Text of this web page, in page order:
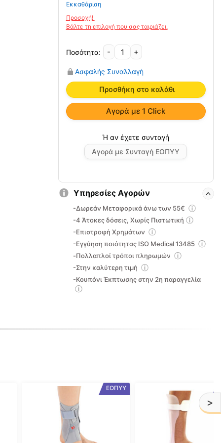
>
Εκκαθάριση
Αγορά με Συνταγή ΕΟΠΥΥ
Αγορά με 1 Click
-
Νάρθηκας
Ποδοκνημικής
Air–
Ankle
Brace
MB
620
+
Ασφαλής Συναλλαγή
Προσθήκη στο καλάθι
Υπηρεσίες Αγορών
-Δωρεάν Μεταφορικά άνω των 55€
-4 Άτοκες δόσεις, Χωρίς Πιστωτική
-Επιστροφή Χρημάτων
-Εγγύηση ποιότητας ISO Medical 13485
-Πολλαπλοί τρόποι πληρωμών
-Στην καλύτερη τιμή
-Κουπόνι Έκπτωσης στην 2η παραγγελία
ΕΟΠΥΥ
πολλαπλές
πολλαπλές